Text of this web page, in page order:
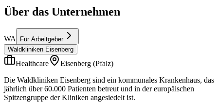
Über das Unternehmen
WA
Für Arbeitgeber
Waldkliniken Eisenberg
Healthcare
Eisenberg (Pfalz)
Die Waldkliniken Eisenberg sind ein kommunales Krankenhaus, das
jährlich über 60.000 Patienten betreut und in der europäischen
Spitzengruppe der Kliniken angesiedelt ist.